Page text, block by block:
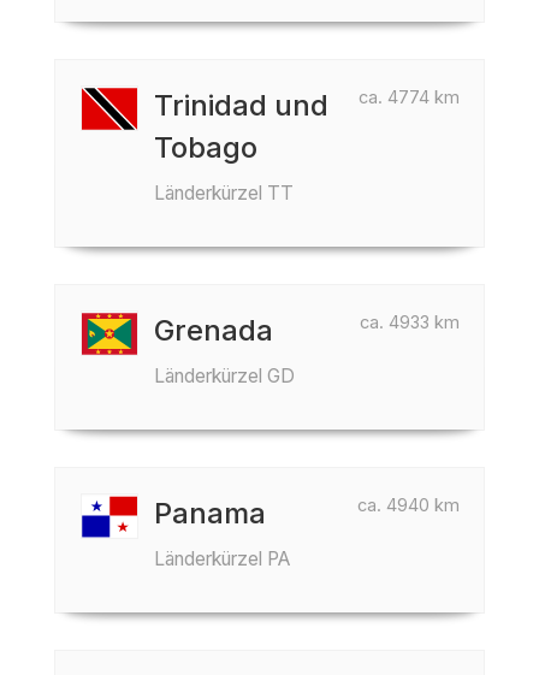
ca. 4774 km
Trinidad und
Tobago
Länderkürzel TT
ca. 4933 km
Grenada
Länderkürzel GD
ca. 4940 km
Panama
Länderkürzel PA